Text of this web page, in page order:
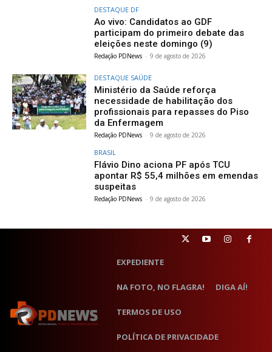
DESTAQUE DF
Ao vivo: Candidatos ao GDF
participam do primeiro debate das
eleições neste domingo (9)
Redação PDNews - 9 de agosto de 2026
DESTAQUE SAÚDE
Ministério da Saúde reforça
necessidade de habilitação dos
profissionais para repasses do Piso
da Enfermagem
Redação PDNews - 9 de agosto de 2026
BRASIL
Flávio Dino aciona PF após TCU
apontar R$ 55,4 milhões em emendas
suspeitas
Redação PDNews - 9 de agosto de 2026
EXPEDIENTE
NA FOTO, NO FLAGRA! DIGA AÍ!
TERMOS DE USO
POLÍTICA DE PRIVACIDADE